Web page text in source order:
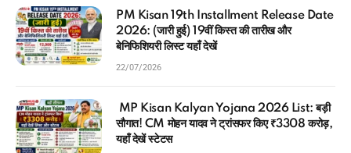
PM Kisan 19th Installment Release Date
2026: (जारी हुई) 19वीं किस्त की तारीख और
बेनिफिशियरी लिस्ट यहाँ देखें
22/07/2026
MP Kisan Kalyan Yojana 2026 List: बड़ी
सौगात! CM मोहन यादव ने ट्रांसफर किए ₹3308 करोड़,
यहाँ देखें स्टेटस